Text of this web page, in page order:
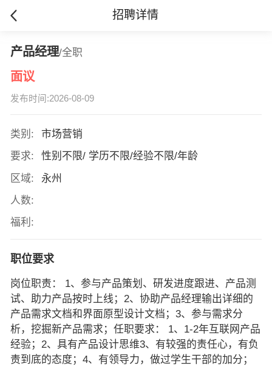
招聘详情
产品经理/全职
面议
发布时间:2026-08-09
类别:
市场营销
要求:
性别不限/ 学历不限/经验不限/年龄
区域:
永州
人数:
福利:
职位要求
岗位职责： 1、参与产品策划、研发进度跟进、产品测
试、助力产品按时上线；2、协助产品经理输出详细的
产品需求文档和界面原型设计文档；3、参与需求分
析，挖掘新产品需求；任职要求： 1、1-2年互联网产品
经验；2、具有产品设计思维3、有较强的责任心，有负
责到底的态度；4、有领导力，做过学生干部的加分；